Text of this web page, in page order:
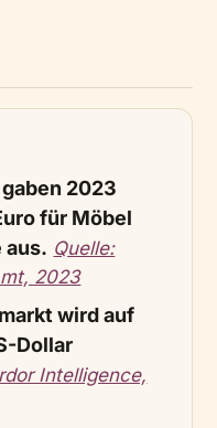
2023
für Möbel
aus. Quelle:
2023
wird auf
Dollar
Intelligence,